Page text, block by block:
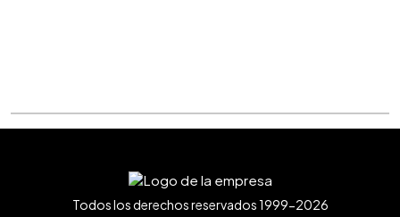
Todos los derechos reservados 1999-2026